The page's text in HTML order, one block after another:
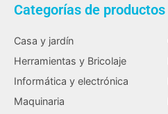
Categorías de productos
Casa y jardín
Herramientas y Bricolaje
Informática y electrónica
Maquinaria